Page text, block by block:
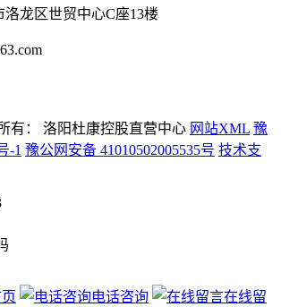
洛龙区世贸中心C座13楼
有： 洛阳杜康控股直营中心 网站XML 豫
-1 豫公网安备 41010502005535号 技术支
电话咨询 在线留